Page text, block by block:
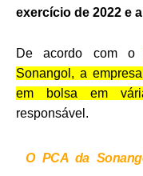
exercício de 2022 e
De acordo com
Sonangol, a
em bolsa em
responsável.
O PCA da